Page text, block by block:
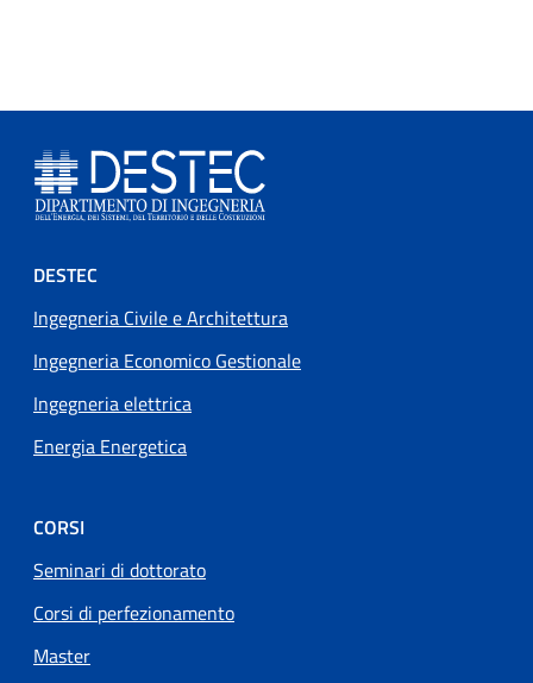
Footer menu
DESTEC
Ingegneria Civile e Architettura
Ingegneria Economico Gestionale
Ingegneria elettrica
Energia Energetica
CORSI
Seminari di dottorato
Corsi di perfezionamento
Master